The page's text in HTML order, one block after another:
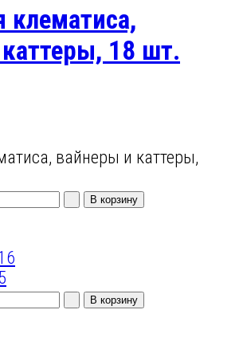
клематиса,
18 шт.
вайнеры и каттеры,